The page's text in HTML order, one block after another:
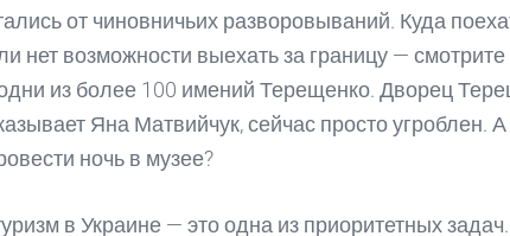
от чиновничьих разворовываний. Куда
нет возможности выехать за границу —
из более 100 имений Терещенко. Дворец
Яна Матвийчук, сейчас просто угроблен.
ночь в музее?
в Украине — это одна из приоритетных